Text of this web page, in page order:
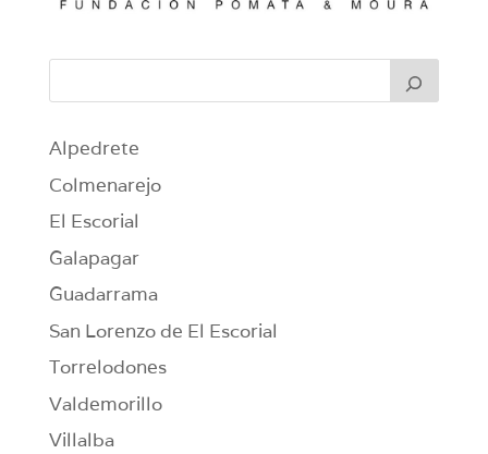
Alpedrete
Colmenarejo
El Escorial
Galapagar
Guadarrama
San Lorenzo de El Escorial
Torrelodones
Valdemorillo
Villalba